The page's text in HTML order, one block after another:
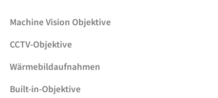
Machine Vision Objektive
CCTV-Objektive
Wärmebildaufnahmen
Built-in-Objektive